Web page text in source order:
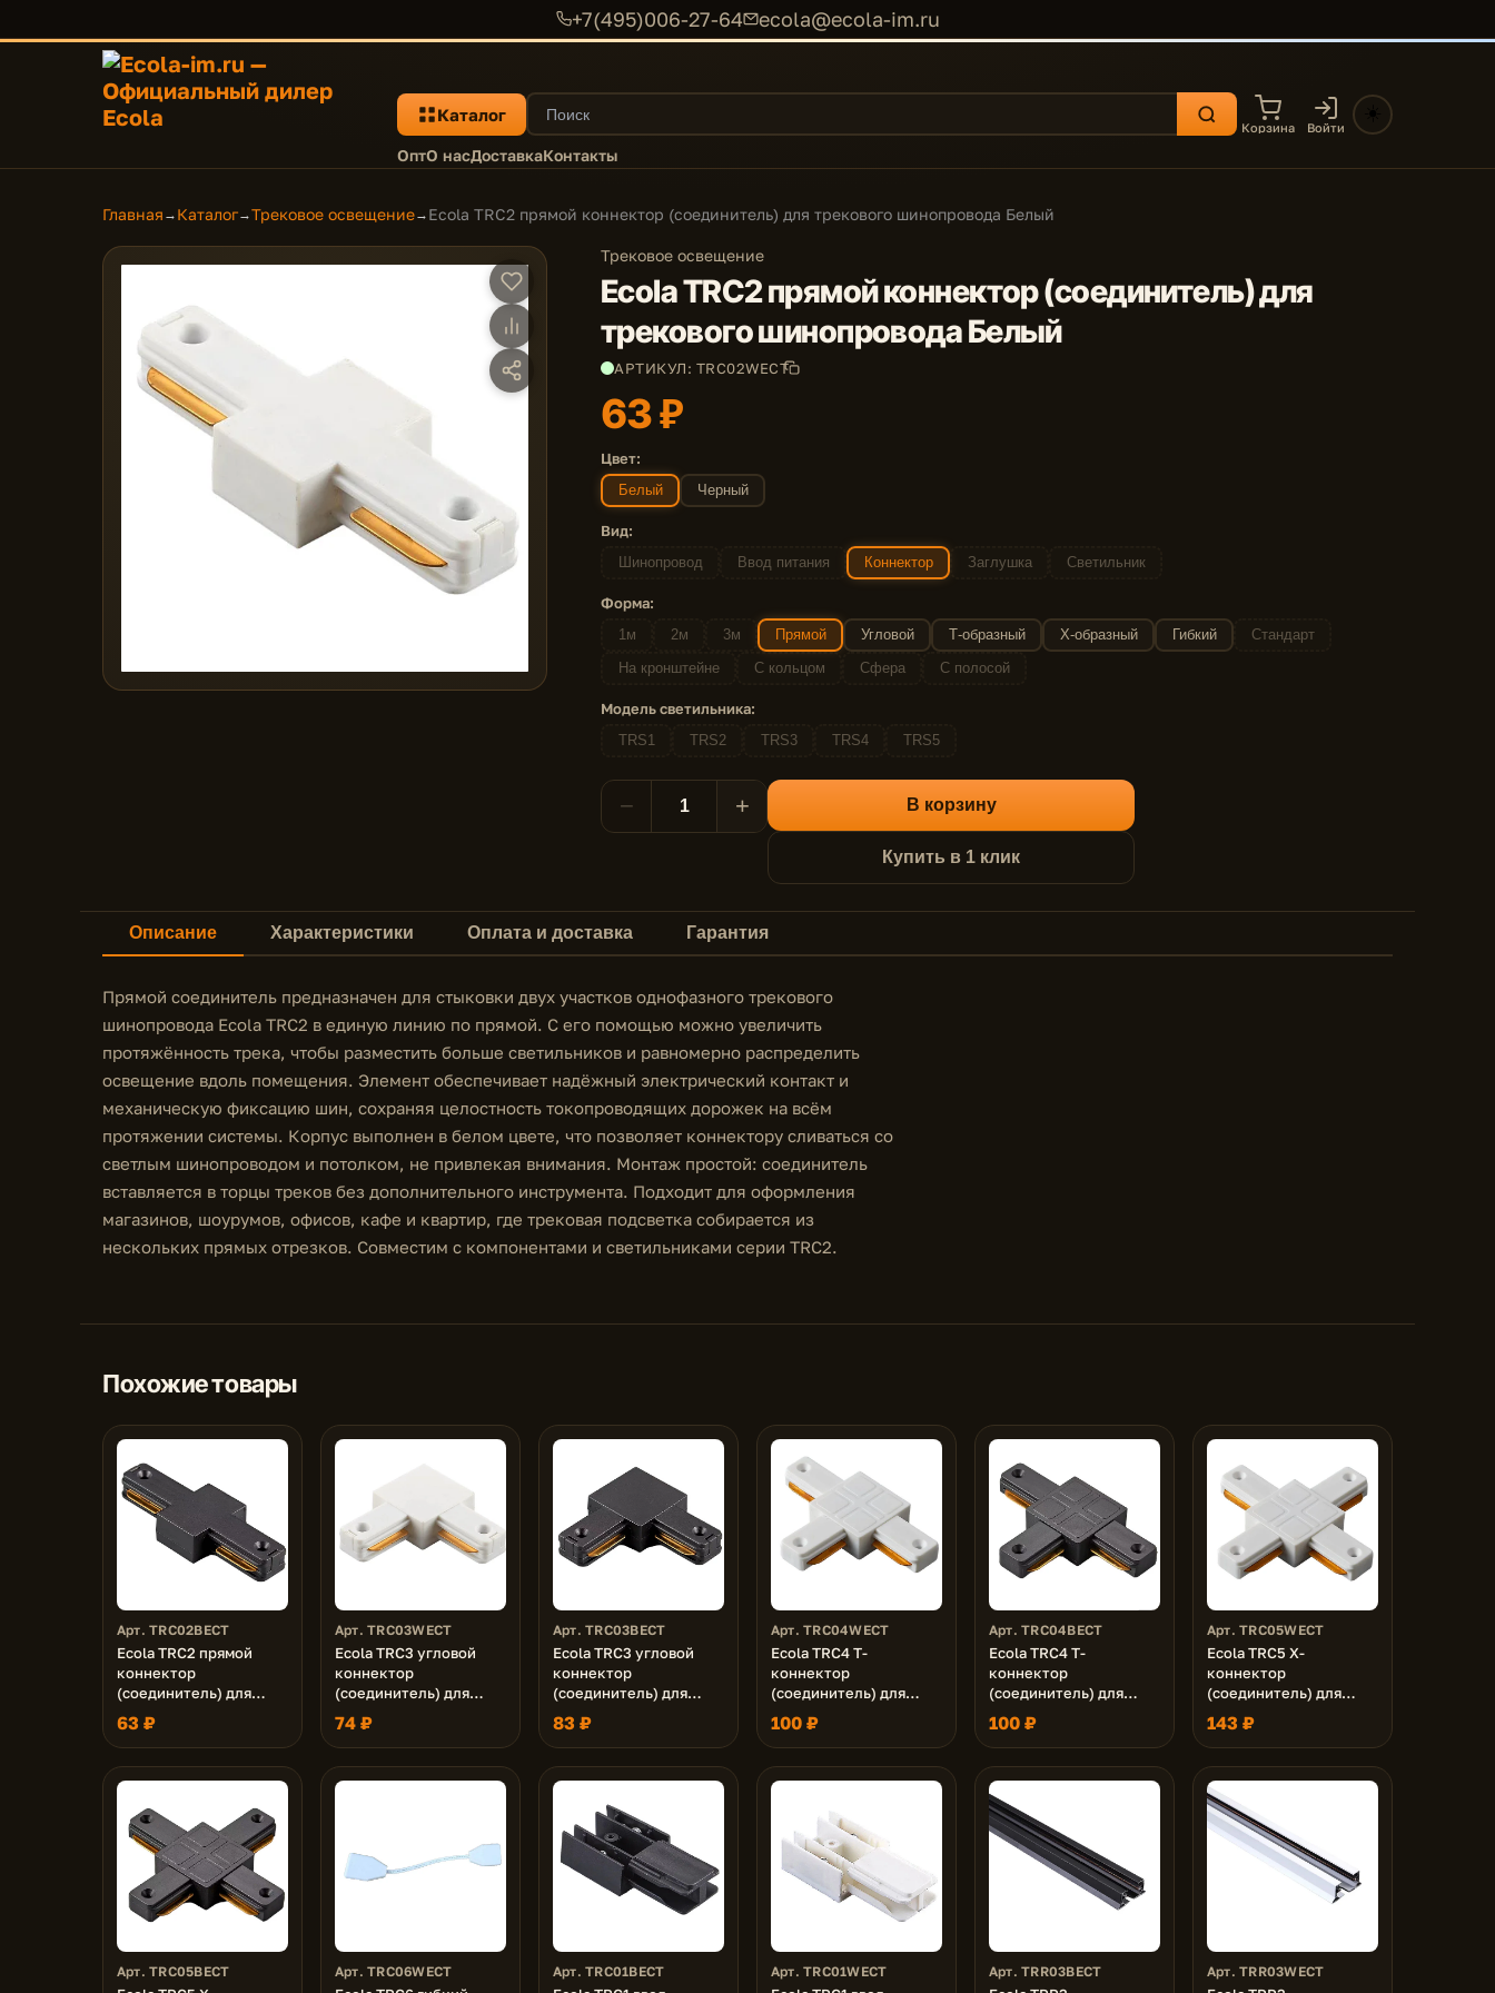
+7(495)006-27-64 ecola@ecola-im.ru
Каталог
Корзина Войти
ОптО насДоставкаКонтакты
Главная → Каталог→Трековое освещение→ Ecola TRC2 прямой коннектор (соединитель) для трекового шинопровода Белый
Трековое освещение
Ecola TRC2 прямой коннектор (соединитель) для
трекового шинопровода Белый
АРТИКУЛ: TRC02WECT
63 ₽
Цвет:
Белый Черный
Вид:
Шинопровод Ввод питания Коннектор Заглушка Светильник
Форма:
1м 2м 3м Прямой Угловой Т-образный Х-образный Гибкий
Стандарт
На кронштейне
С кольцом Сфера С полосой
Модель светильника:
TRS1 TRS2 TRS3 TRS4 TRS5
− + В корзину
Купить в 1 клик
Описание Характеристики Оплата и доставка Гарантия
Прямой соединитель предназначен для стыковки двух участков однофазного трекового
шинопровода Ecola TRC2 в единую линию по прямой. С его помощью можно увеличить
протяжённость трека, чтобы разместить больше светильников и равномерно распределить
освещение вдоль помещения. Элемент обеспечивает надёжный электрический контакт и
механическую фиксацию шин, сохраняя целостность токопроводящих дорожек на всём
протяжении системы. Корпус выполнен в белом цвете, что позволяет коннектору сливаться со
светлым шинопроводом и потолком, не привлекая внимания. Монтаж простой: соединитель
вставляется в торцы треков без дополнительного инструмента. Подходит для оформления
магазинов, шоурумов, офисов, кафе и квартир, где трековая подсветка собирается из
нескольких прямых отрезков. Совместим с компонентами и светильниками серии TRC2.
Похожие товары
Арт. TRC02BECT
Ecola TRC2 прямой
коннектор
(соединитель) для
трекового
шинопровода Черный
63 ₽
Арт. TRC03WECT
Ecola TRC3 угловой
коннектор
(соединитель) для
трекового
шинопровода Белый
74 ₽
Арт. TRC03BECT
Ecola TRC3 угловой
коннектор
(соединитель) для
трекового
шинопровода Черный
83 ₽
Арт. TRC04WECT
Ecola TRC4 Т-
коннектор
(соединитель) для
трекового
шинопровода Белый
100 ₽
Арт. TRC04BECT
Ecola TRC4 Т-
коннектор
(соединитель) для
трекового
шинопровода Черный
100 ₽
Арт. TRC05WECT
Ecola TRC5 Х-
коннектор
(соединитель) для
трекового
шинопровода Белый
143 ₽
Арт. TRC05BECT Арт. TRC06WECT Арт. TRC01BECT Арт. TRC01WECT Арт. TRR03BECT Арт. TRR03WECT